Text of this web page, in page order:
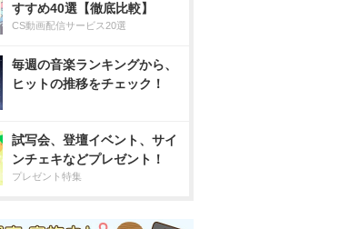
すすめ40選【徹底比較】
CS動画配信サービス20選
毎週の音楽ランキングから、
ヒットの推移をチェック！
試写会、登壇イベント、サイ
ンチェキなどプレゼント！
プレゼント特集